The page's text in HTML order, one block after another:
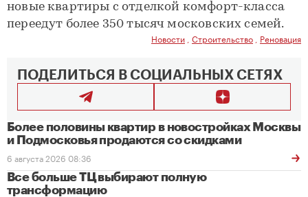
новые квартиры с отделкой комфорт-класса
переедут более 350 тысяч московских семей.
Новости Строительство Реновация
ПОДЕЛИТЬСЯ В СОЦИАЛЬНЫХ СЕТЯХ
Более половины квартир в новостройках Москвы
и Подмосковья продаются со скидками
6 августа 2026 08:36
Все больше ТЦ выбирают полную
трансформацию